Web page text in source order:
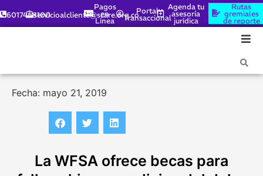
6017448100servicioalcliente@scare.org.co
Pagos
en
Línea
Portal
Transaccional
Agenda tu
asesoría
jurídica
Rutas
gremiales
de reporte
Fecha: mayo 21, 2019
La WFSA ofrece becas para